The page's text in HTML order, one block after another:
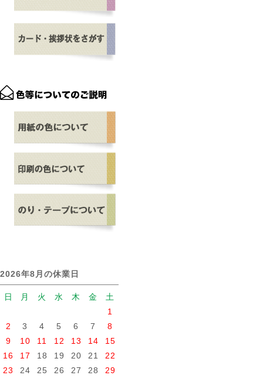
2026年8月の休業日
日 月 火 水 木 金
土
1
2
3 4 5 6 7
8
9
10 11 12 13 14
15
16
17 18 19 20 21
22
23
24 25 26 27 28
29